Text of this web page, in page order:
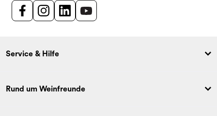
Service & Hilfe
Rund um Weinfreunde